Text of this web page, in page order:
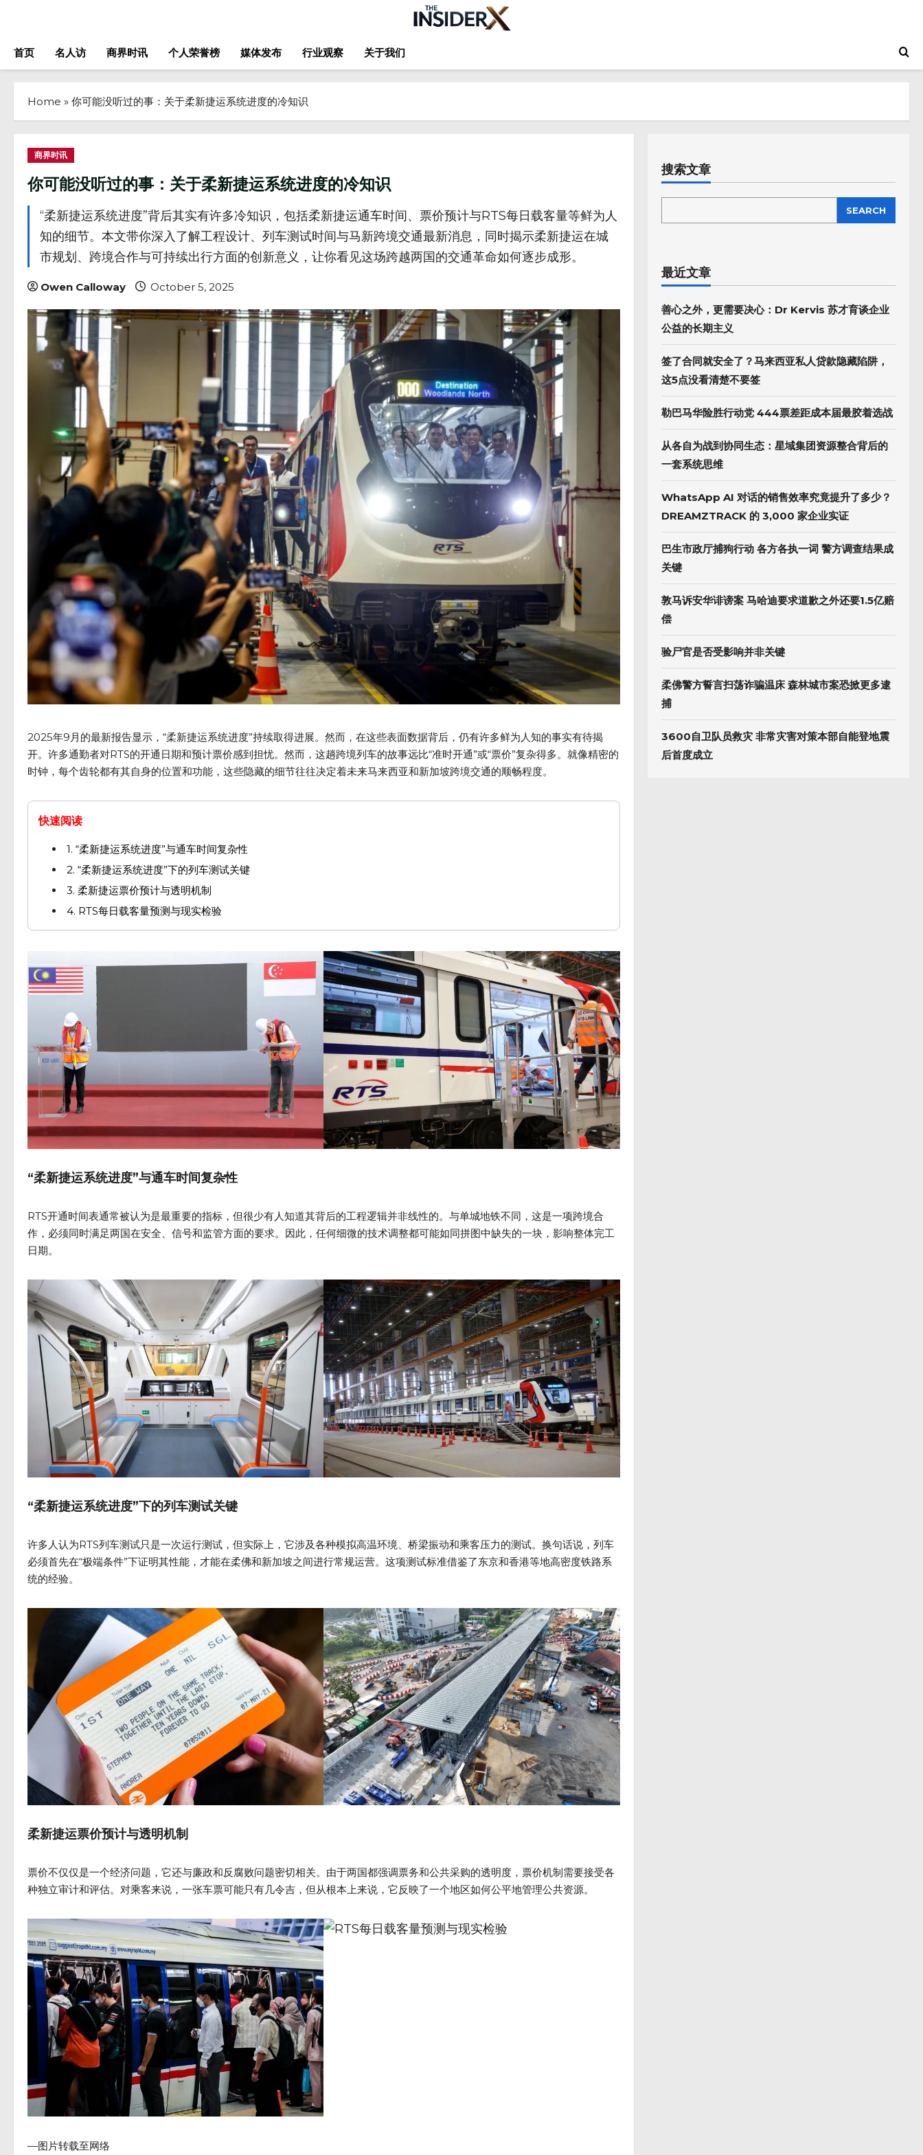
content
首页 名人访 商界时讯 个人荣誉榜 媒体发布 行业观察 关于我们
Home » 你可能没听过的事：关于柔新捷运系统进度的冷知识
商界时讯
你可能没听过的事：关于柔新捷运系统进度的冷知识
“柔新捷运系统进度”背后其实有许多冷知识，包括柔新捷运通车时间、票价预计与RTS每日载客量等鲜为人
知的细节。本文带你深入了解工程设计、列车测试时间与马新跨境交通最新消息，同时揭示柔新捷运在城
市规划、跨境合作与可持续出行方面的创新意义，让你看见这场跨越两国的交通革命如何逐步成形。
Owen Calloway October 5, 2025
2025年9月的最新报告显示，“柔新捷运系统进度”持续取得进展。然而，在这些表面数据背后，仍有许多鲜为人知的事实有待揭
开。许多通勤者对RTS的开通日期和预计票价感到担忧。然而，这趟跨境列车的故事远比“准时开通”或“票价”复杂得多。就像精密的
时钟，每个齿轮都有其自身的位置和功能，这些隐藏的细节往往决定着未来马来西亚和新加坡跨境交通的顺畅程度。
快速阅读
1. “柔新捷运系统进度”与通车时间复杂性
2. “柔新捷运系统进度”下的列车测试关键
3. 柔新捷运票价预计与透明机制
4. RTS每日载客量预测与现实检验
“柔新捷运系统进度”与通车时间复杂性
RTS开通时间表通常被认为是最重要的指标，但很少有人知道其背后的工程逻辑并非线性的。与单城地铁不同，这是一项跨境合
作，必须同时满足两国在安全、信号和监管方面的要求。因此，任何细微的技术调整都可能如同拼图中缺失的一块，影响整体完工
日期。
“柔新捷运系统进度”下的列车测试关键
许多人认为RTS列车测试只是一次运行测试，但实际上，它涉及各种模拟高温环境、桥梁振动和乘客压力的测试。换句话说，列车
必须首先在“极端条件”下证明其性能，才能在柔佛和新加坡之间进行常规运营。这项测试标准借鉴了东京和香港等地高密度铁路系
统的经验。
柔新捷运票价预计与透明机制
票价不仅仅是一个经济问题，它还与廉政和反腐败问题密切相关。由于两国都强调票务和公共采购的透明度，票价机制需要接受各
种独立审计和评估。对乘客来说，一张车票可能只有几令吉，但从根本上来说，它反映了一个地区如何公平地管理公共资源。
—图片转载至网络
搜索文章
SEARCH
最近文章
善心之外，更需要决心：Dr Kervis 苏才育谈企业
公益的长期主义
签了合同就安全了？马来西亚私人贷款隐藏陷阱，
这5点没看清楚不要签
勒巴马华险胜行动党 444票差距成本届最胶着选战
从各自为战到协同生态：星域集团资源整合背后的
一套系统思维
WhatsApp AI 对话的销售效率究竟提升了多少？
DREAMZTRACK 的 3,000 家企业实证
巴生市政厅捕狗行动 各方各执一词 警方调查结果成
关键
敦马诉安华诽谤案 马哈迪要求道歉之外还要1.5亿赔
偿
验尸官是否受影响并非关键
柔佛警方誓言扫荡诈骗温床 森林城市案恐掀更多逮
捕
3600自卫队员救灾 非常灾害对策本部自能登地震
后首度成立